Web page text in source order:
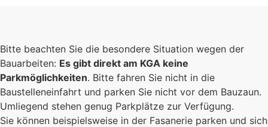
Bitte beachten Sie die besondere Situation wegen der
Bauarbeiten: Es gibt direkt am KGA keine
Parkmöglichkeiten. Bitte fahren Sie nicht in die
Baustelleneinfahrt und parken Sie nicht vor dem Bauzaun.
Umliegend stehen genug Parkplätze zur Verfügung.
Sie können beispielsweise in der Fasanerie parken und sich